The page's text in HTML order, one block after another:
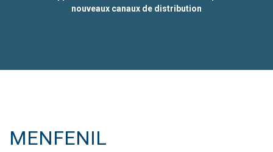
nouveaux canaux de distribution
MENFENIL